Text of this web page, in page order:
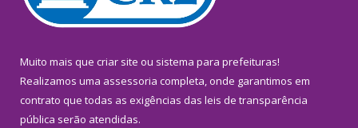
Muito mais que criar site ou sistema para prefeituras!
Realizamos uma assessoria completa, onde garantimos em
contrato que todas as exigências das leis de transparência
pública serão atendidas.